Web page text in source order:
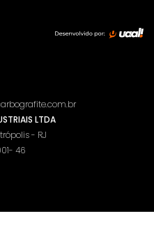
LTDA
- RJ
46